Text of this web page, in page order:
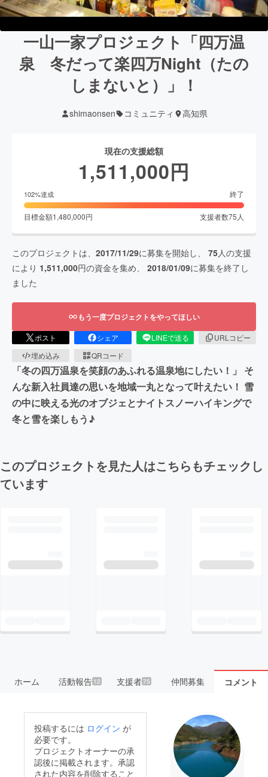
一山一家プロジェクト「四万温
泉 冬だって楽四万Night（たの
しまないと）」！
shimaonsen コミュニティ 高知県
現在の支援総額
1,511,000円
102%達成 終了
目標金額1,480,000円 支援者数75 人
このプロジェクトは、 2017/11/29に募集を開始し、 75人の支援
により 1,511,000円の資金を集め、 2018/01/09に募集を終了し
ました
もう一度プロジェクトをやってほしい
ポスト シェア LINEで送る
URLコピー
埋め込み
QRコード
「冬の四万温泉を笑顔のあふれる温泉地にしたい！」 そ
んな新入社員達の思いを地域一丸となって叶えたい！ 雪
の中に映える光のオブジェとナイトスノーハイキングで
冬と雪を楽しもう♪
このプロジェクトを見た人はこちらもチェックし
ています
ホーム 活動報告12 支援者75 仲間募集 コメント
投稿するには ログイン が
必要です。
プロジェクトオーナーの承
認後に掲載されます。承認
された内容を削除すること